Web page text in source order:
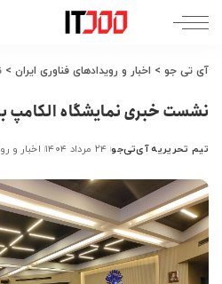
آی تی جو > اخبار و رویدادهای فناوری ایران >
نشست خبری نمایشگاه الکامپ
ارسال
توسط
تیم تحریریه آی‌تی‌جو ۲۴ مرداد ۱۴۰۴ اخبار و